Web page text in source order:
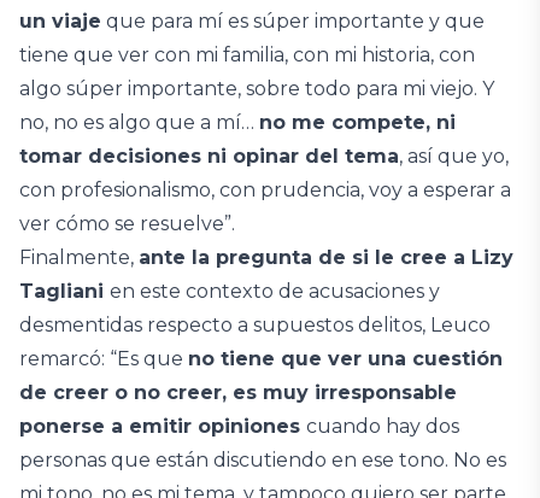
un viaje que para mí es súper importante y que
tiene que ver con mi familia, con mi historia, con
algo súper importante, sobre todo para mi viejo. Y
no, no es algo que a mí… no me compete, ni
tomar decisiones ni opinar del tema, así que yo,
con profesionalismo, con prudencia, voy a esperar a
ver cómo se resuelve”.
Finalmente, ante la pregunta de si le cree a Lizy
Tagliani en este contexto de acusaciones y
desmentidas respecto a supuestos delitos, Leuco
remarcó: “Es que no tiene que ver una cuestión
de creer o no creer, es muy irresponsable
ponerse a emitir opiniones cuando hay dos
personas que están discutiendo en ese tono. No es